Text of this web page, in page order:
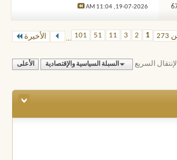
19-07-2026,
11:04 AM
1
2
3
11
51
101
... الأخيرة
الإنتقال السريع السبلة السياسية والإقتصادية الأعلى